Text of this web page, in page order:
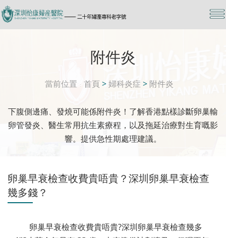
附件炎
當前位置 首頁 >婦科炎症 > 附件炎
下腹側邊痛、發燒可能係附件炎！了解香港點樣診斷卵巢輸
卵管發炎、醫生常用抗生素療程，以及拖延治療對生育嘅影
響。提供急性期處理建議。
卵巢早衰檢查收費貴唔貴？深圳卵巢早衰檢查
幾多錢？
卵巢早衰檢查收費貴唔貴?深圳卵巢早衰檢查幾多